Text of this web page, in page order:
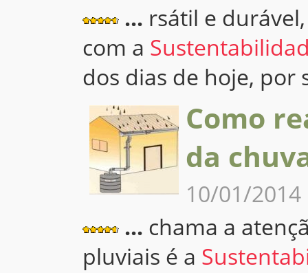
... rsátil e
com a
dos dias de hoje, por
Como
da
10/01/2014
... chama a
pluviais é a